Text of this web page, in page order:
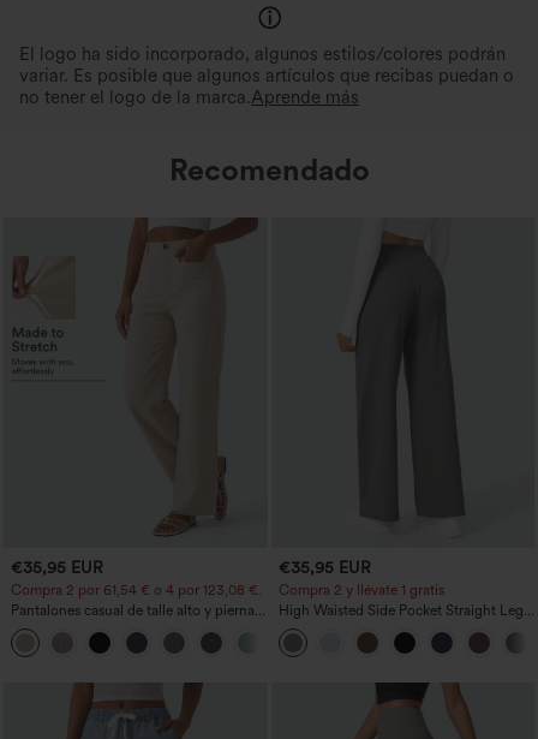
El logo ha sido incorporado, algunos estilos/colores podrán
variar. Es posible que algunos artículos que recibas puedan o
no tener el logo de la marca.Aprende más
Recomendado
€35,95 EUR
Compra 2 por 61,54 € o 4 por 123,08 €.
Pantalones casual de talle alto y pierna
recta con tacto de lino y bolsillos
+5
€35,95 EUR
Compra 2 y llévate 1 gratis
High Waisted Side Pocket Straight Leg
Work Pants